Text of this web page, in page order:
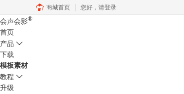
商城首页 您好， 请登录
会声会影®
首页
产品
下载
模板素材
教程
升级